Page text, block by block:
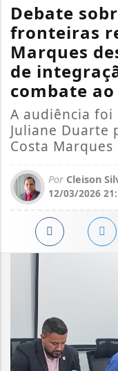
Debate
fronteiras
Marques
de
combate
A audiência
Juliane Duarte
Costa Marques
Por Cleison
12/03/2026